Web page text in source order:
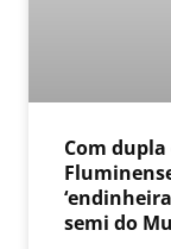
Com dupla
semi do